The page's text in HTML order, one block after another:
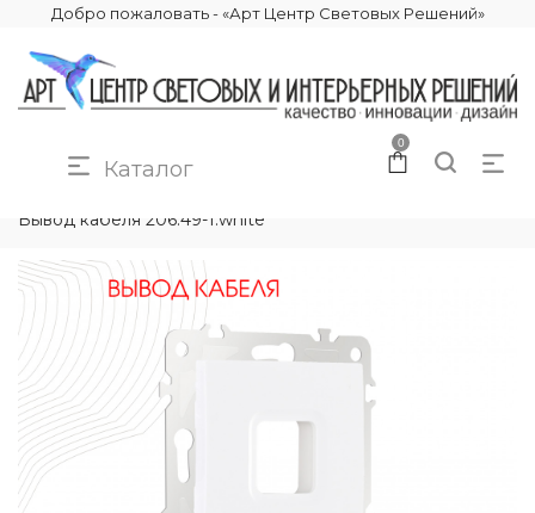
Добро пожаловать - «Арт Центр Световых Решений»
Каталог
0
Вывод кабеля 206.49-1.white